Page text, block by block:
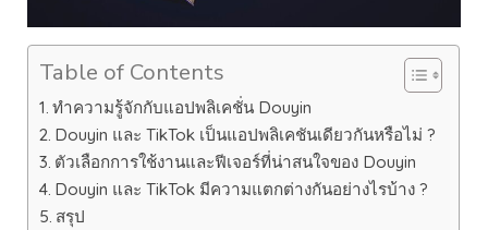
Table of Contents
ทำความรู้จักกับแอปพลิเคชั่น Douyin
Douyin และ TikTok เป็นแอปพลิเคชันเดียวกันหรือไม่ ?
ตัวเลือกการใช้งานและฟีเจอร์ที่น่าสนใจของ Douyin
Douyin และ TikTok มีความแตกต่างกันอย่างไรบ้าง ?
สรุป